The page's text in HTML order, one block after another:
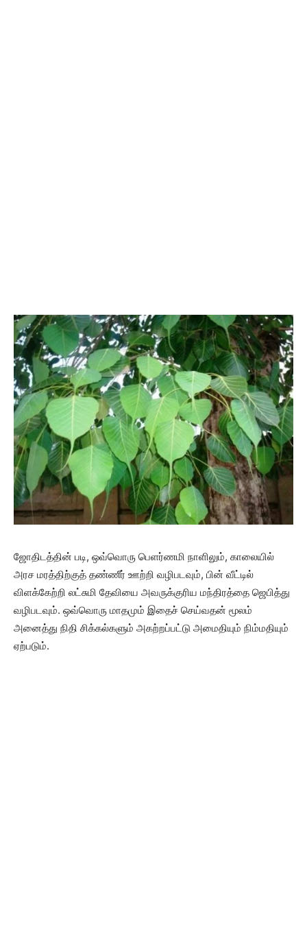
ஜோதிடத்தின் படி, ஒவ்வொரு பெளர்ணமி நாளிலும், காலையில்
அரச மரத்திற்குத் தண்ணீர் ஊற்றி வழிபடவும், பின் வீட்டில்
விளக்கேற்றி லட்சுமி தேவியை அவருக்குரிய மந்திரத்தை ஜெபித்து
வழிபடவும். ஒவ்வொரு மாதமும் இதைச் செய்வதன் மூலம்
அனைத்து நிதி சிக்கல்களும் அகற்றப்பட்டு அமைதியும் நிம்மதியும்
ஏற்படும்.